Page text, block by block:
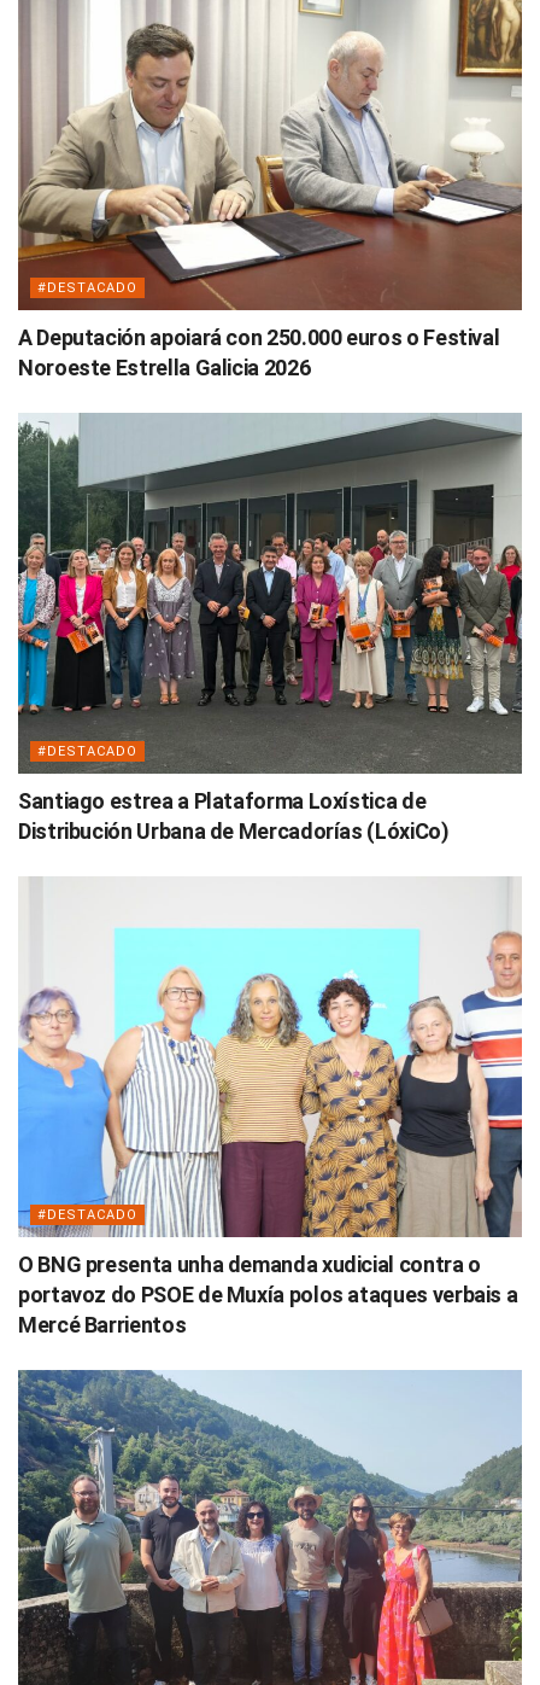
#DESTACADO
A Deputación apoiará con 250.000 euros o Festival
Noroeste Estrella Galicia 2026
#DESTACADO
Santiago estrea a Plataforma Loxística de
Distribución Urbana de Mercadorías (LóxiCo)
#DESTACADO
O BNG presenta unha demanda xudicial contra o
portavoz do PSOE de Muxía polos ataques verbais a
Mercé Barrientos